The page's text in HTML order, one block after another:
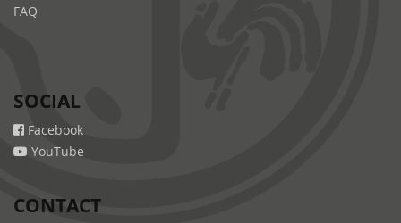
FAQ
SOCIAL
Facebook
YouTube
CONTACT